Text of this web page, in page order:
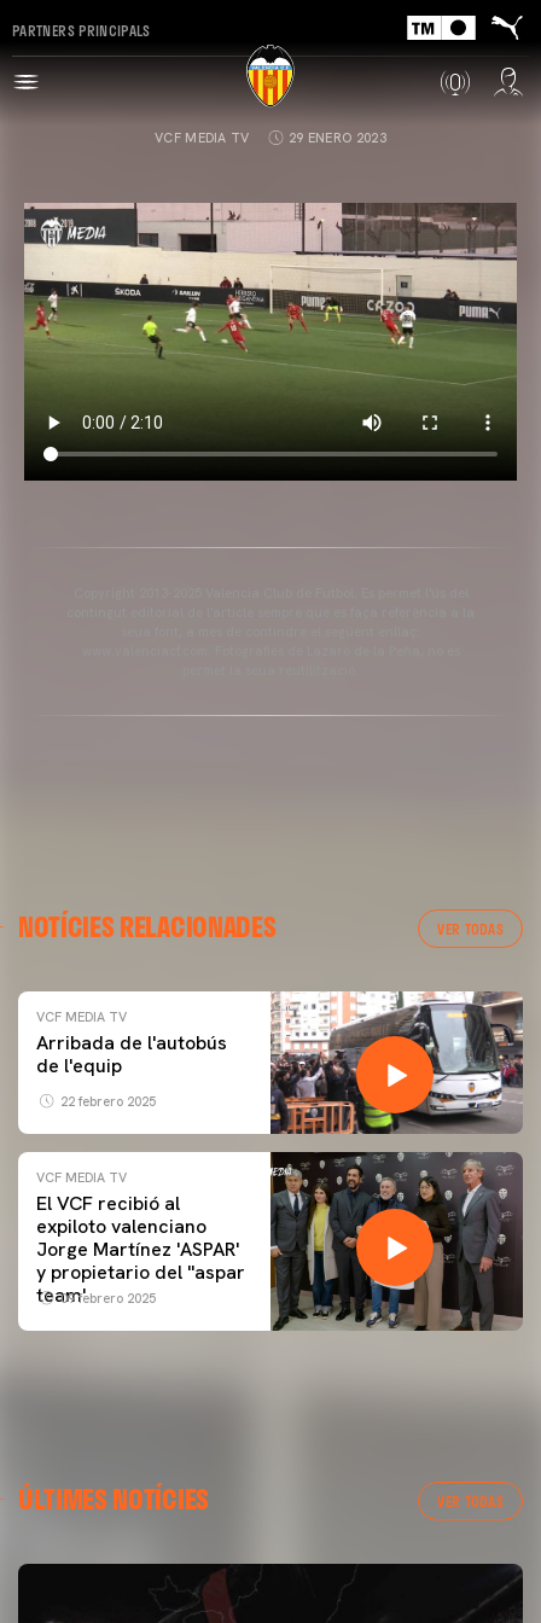
PARTNERS PRINCIPALS
VCF MEDIA TV 29 ENERO 2023
NOTÍCIES RELACIONADES VER TODAS
VCF MEDIA TV
Arribada de l'autobús
de l'equip
22 febrero 2025
VCF MEDIA TV
El VCF recibió al
expiloto valenciano
Jorge Martínez 'ASPAR'
y propietario del ''aspar
team'
09 febrero 2025
ÚLTIMES NOTÍCIES VER TODAS